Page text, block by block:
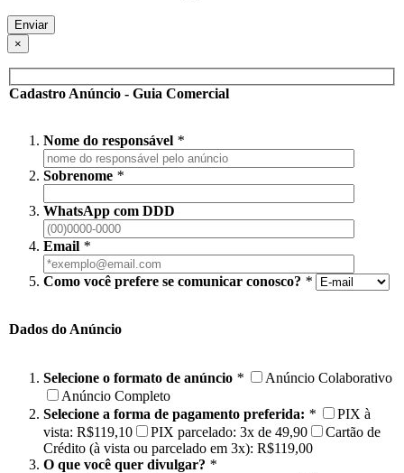
×
Cadastro Anúncio - Guia Comercial
Nome do responsável *
Sobrenome *
WhatsApp com DDD
Email *
Como você prefere se comunicar conosco? *
Dados do Anúncio
Selecione o formato de anúncio *
Anúncio Colaborativo
Anúncio Completo
Selecione a forma de pagamento preferida: *
PIX à
vista: R$119,10
PIX parcelado: 3x de 49,90
Cartão de
Crédito (à vista ou parcelado em 3x): R$119,00
O que você quer divulgar? *